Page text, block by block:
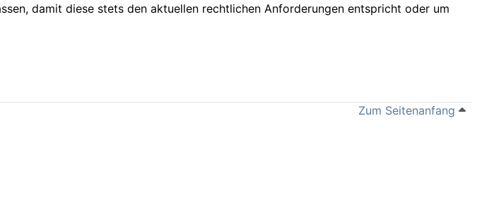
damit diese stets den aktuellen rechtlichen Anforderungen entspricht oder um
Zum Seitenanfang